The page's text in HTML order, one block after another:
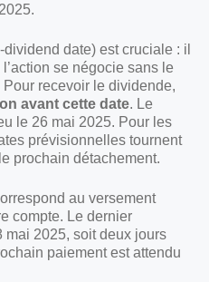
date) est cruciale : il
se négocie sans le
recevoir le dividende,
avant cette date. Le
le 26 mai 2025. Pour les
prévisionnelles tournent
prochain détachement.
au versement
compte. Le dernier
mai 2025, soit deux jours
paiement est attendu